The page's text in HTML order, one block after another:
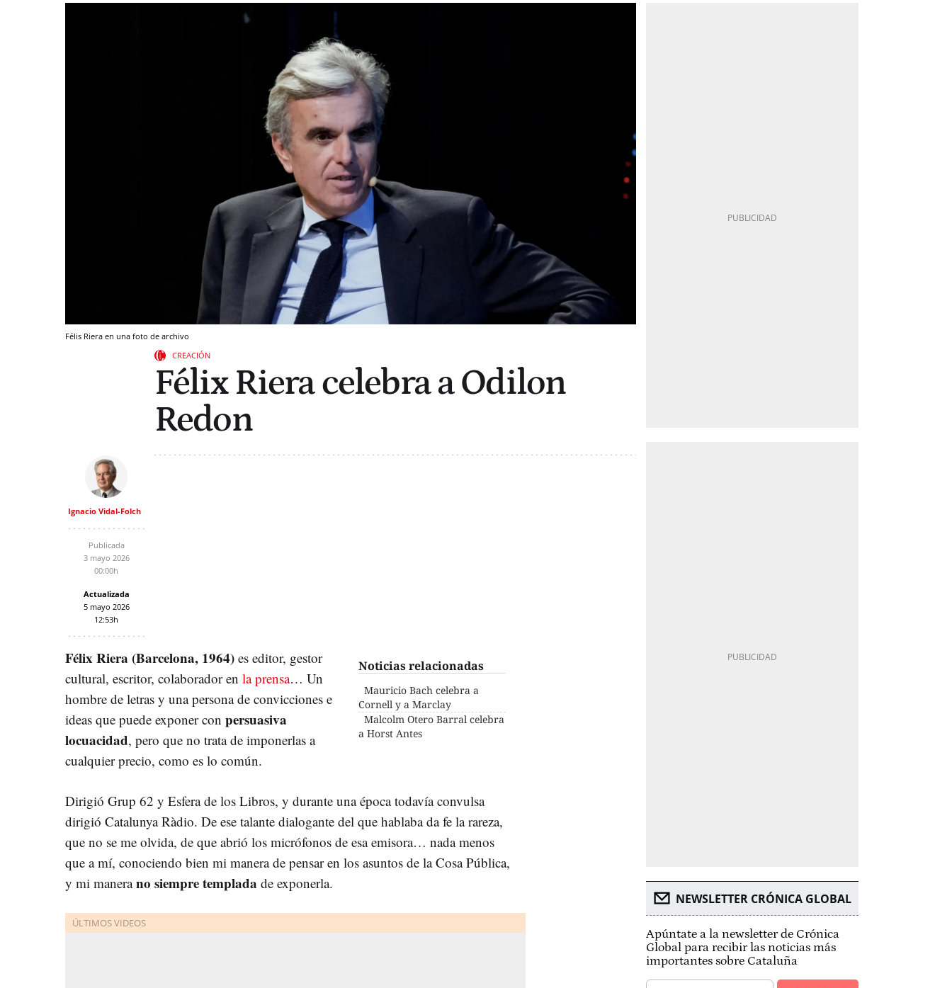
Félis Riera en una foto de archivo
CREACIÓN
Félix Riera celebra a Odilon
Redon
Ignacio Vidal-Folch
Publicada
3 mayo 2026
00:00h
Actualizada
5 mayo 2026
12:53h
Noticias relacionadas
Mauricio Bach celebra a
Cornell y a Marclay
Malcolm Otero Barral celebra
a Horst Antes
Félix Riera (Barcelona, 1964) es editor, gestor
cultural, escritor, colaborador en la prensa… Un
hombre de letras y una persona de convicciones e
ideas que puede exponer con persuasiva
locuacidad, pero que no trata de imponerlas a
cualquier precio, como es lo común.
Dirigió Grup 62 y Esfera de los Libros, y durante una época todavía convulsa
dirigió Catalunya Ràdio. De ese talante dialogante del que hablaba da fe la rareza,
que no se me olvida, de que abrió los micrófonos de esa emisora… nada menos
que a mí, conociendo bien mi manera de pensar en los asuntos de la Cosa Pública,
y mi manerano siempre templada de exponerla.
NEWSLETTER CRÓNICA GLOBAL
Apúntate a la newsletter de Crónica
Global para recibir las noticias más
importantes sobre Cataluña